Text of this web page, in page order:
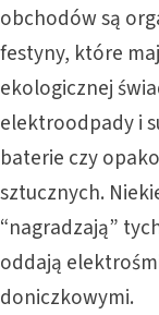
obchodów są
festyny, które
ekologicznej
elektroodpady i
baterie czy
sztucznych.
“nagradzają”
oddają
doniczkowymi.